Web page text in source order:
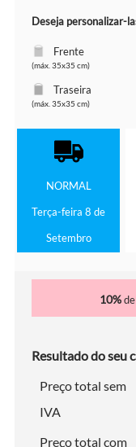
Deseja personalizar-
Frente
(máx. 35x35 cm)
Traseira
(máx. 35x35 cm)
NORMAL
Terça-feira 8 de
Setembro
10%de
Resultado do seu
Preço total sem
IVA
Preço total com